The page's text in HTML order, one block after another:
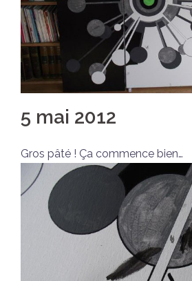
5 mai 2012
Gros pâté ! Ça commence bien…